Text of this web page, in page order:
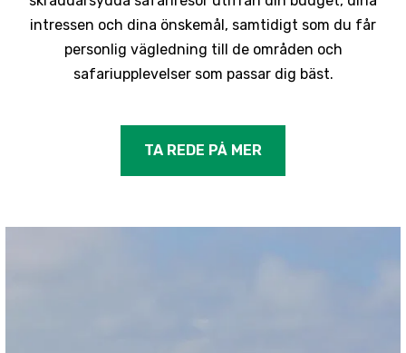
intressen och dina önskemål, samtidigt som du får
personlig vägledning till de områden och
safariupplevelser som passar dig bäst.
TA REDE PÅ MER